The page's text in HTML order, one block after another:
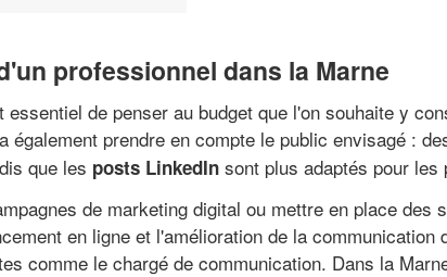
professionnel dans la Marne
de penser au budget que l'on souhaite y
prendre en compte le public envisagé :
que les posts LinkedIn sont plus adaptés pour les
de marketing digital ou mettre en place des
en ligne et l'amélioration de la communication
comme le chargé de communication. Dans la